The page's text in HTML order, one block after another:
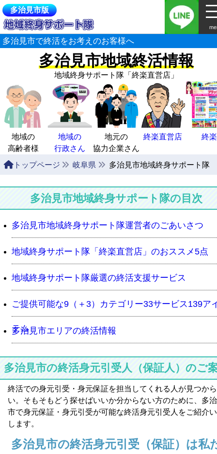
多治見市版
多治見市で終活をお考えのお客様へ
多治見市地域終活情報
地域終身サポート隊 「終楽直営店」
地域の
高齢者様
地域の
行政さん
地元の
協力企業さん
終楽直営店 終楽
トップページ 岐阜県 多治見市地域終身サポート隊
多治見市地域終身サポート隊の目次
多治見市地域終身サポート隊運営者のごあいさつ
地域終身サポート隊「終楽直営店」のおススメ5点
地域終身サポート隊厳選の終活支援サービス
ご提供可能な9（＋3）カテゴリー33サービス139ア
テム
多治見市エリアの終活情報
多治見市の終活身元引受人（保証人）のご
終活での身元引受・身元保証を担当してくれる人が見つか
い。そもそもどう探せばいいか分からない方のために、多
市で身元保証・身元引受が可能な終活身元引受人をご紹介
します。
多治見市の終活身元引受（保証）は私